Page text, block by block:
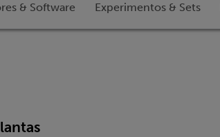
& Software Experimentos & Sets